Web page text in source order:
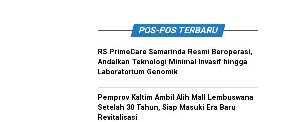
POS-POS TERBARU
RS PrimeCare Samarinda Resmi Beroperasi,
Andalkan Teknologi Minimal Invasif hingga
Laboratorium Genomik
Pemprov Kaltim Ambil Alih Mall Lembuswana
Setelah 30 Tahun, Siap Masuki Era Baru
Revitalisasi